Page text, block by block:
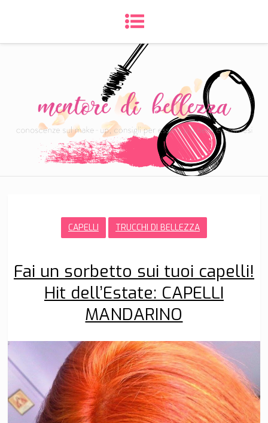
CAPELLI TRUCCHI DI BELLEZZA
Fai un sorbetto sui tuoi capelli!
Hit dell’Estate: CAPELLI
MANDARINO